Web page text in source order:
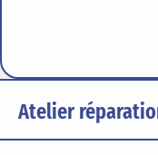
Atelier